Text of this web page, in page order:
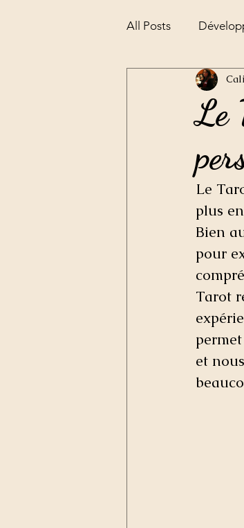
All Posts
Alchimie la
Le
Le
plus
Bien
pour
Tarot
et